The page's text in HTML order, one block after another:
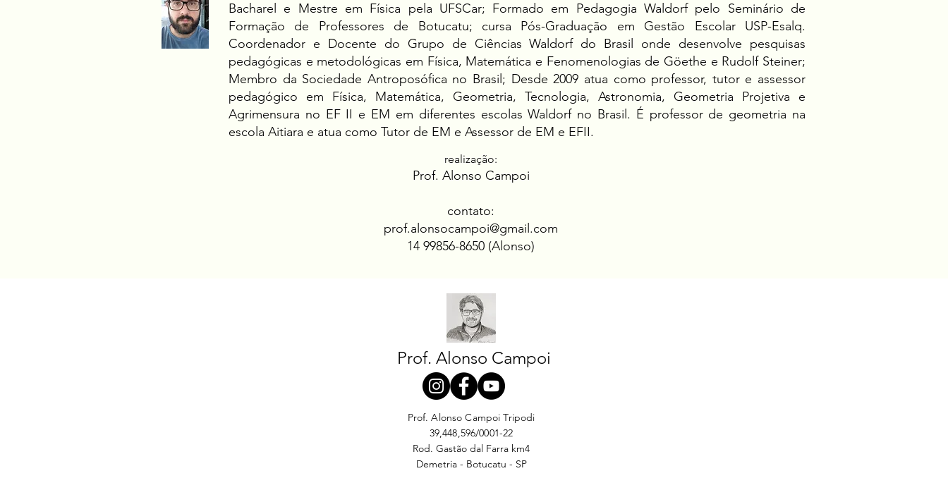
Bacharel e Mestre em Física pela UFSCar; Formado em Pedagogia Waldorf pelo Seminário de
Formação de Professores de Botucatu; cursa Pós-Graduação em Gestão Escolar USP-Esalq.
Coordenador e Docente do Grupo de Ciências Waldorf do Brasil onde desenvolve pesquisas
pedagógicas e metodológicas em Física, Matemática e Fenomenologias de Göethe e Rudolf Steiner;
Membro da Sociedade Antroposófica no Brasil; Desde 2009 atua como professor, tutor e assessor
pedagógico em Física, Matemática, Geometria, Tecnologia, Astronomia, Geometria Projetiva e
Agrimensura no EF II e EM em diferentes escolas Waldorf no Brasil. É professor de geometria na
escola Aitiara e atua como Tutor de EM e Assessor de EM e EFII.
realização:
Prof. Alonso Campoi
contato:
prof.alonsocampoi@gmail.com
14 99856-8650 (Alonso)
Prof. Alonso Campoi
Prof. Alonso Campoi Tripodi
39,448,596/0001-22
Rod. Gastão dal Farra km4
Demetria - Botucatu - SP